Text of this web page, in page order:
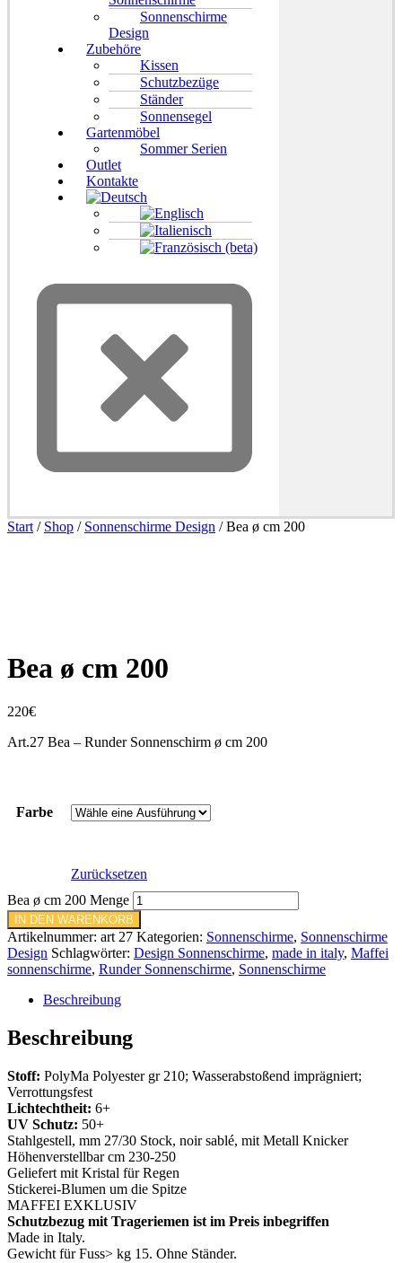
Sonnenschirme
Design
Zubehöre
Kissen
Schutzbezüge
Ständer
Sonnensegel
Gartenmöbel
Sommer Serien
Outlet
Kontakte
Start/ Shop / Sonnenschirme Design / Bea ø cm 200
Bea ø cm 200
220€
Art.27 Bea – Runder Sonnenschirm ø cm 200
Farbe
Zurücksetzen
Bea ø cm 200 Menge
IN DEN WARENKORB
Artikelnummer: art 27 Kategorien: Sonnenschirme, Sonnenschirme
Design Schlagwörter: Design Sonnenschirme, made in italy, Maffei
sonnenschirme, Runder Sonnenschirme, Sonnenschirme
Beschreibung
Beschreibung
Stoff: PolyMa Polyester gr 210; Wasserabstoßend imprägniert;
Verrottungsfest
Lichtechtheit: 6+
UV Schutz: 50+
Stahlgestell, mm 27/30 Stock, noir sablé, mit Metall Knicker
Höhenverstellbar cm 230-250
Geliefert mit Kristal für Regen
Stickerei-Blumen um die Spitze
MAFFEI EXKLUSIV
Schutzbezug mit Trageriemen ist im Preis inbegriffen
Made in Italy.
Gewicht für Fuss> kg 15. Ohne Ständer.